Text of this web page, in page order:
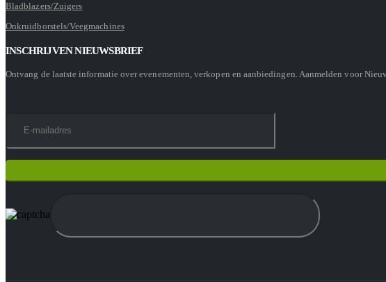
Bladblazers/Zuigers
Onkruidborstels/Veegmachines
INSCHRIJVEN NIEUWSBRIEF
Ontvang de laatste informatie over evenementen, verkopen en aanbiedingen. Aanmelden voor